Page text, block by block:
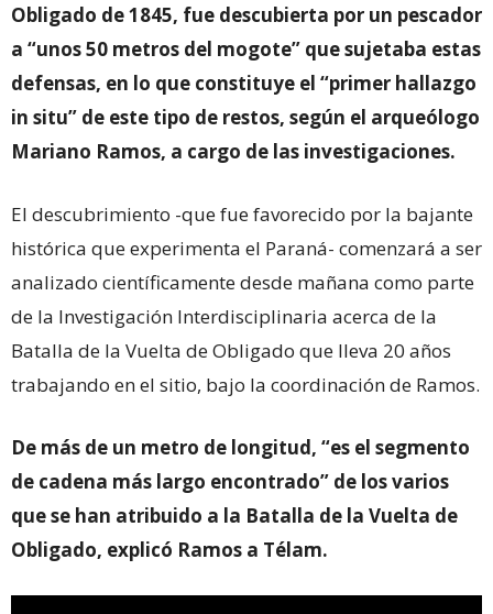
Obligado de 1845, fue descubierta por un pescador
a “unos 50 metros del mogote” que sujetaba estas
defensas, en lo que constituye el “primer hallazgo
in situ” de este tipo de restos, según el arqueólogo
Mariano Ramos, a cargo de las investigaciones.
El descubrimiento -que fue favorecido por la bajante
histórica que experimenta el Paraná- comenzará a ser
analizado científicamente desde mañana como parte
de la Investigación Interdisciplinaria acerca de la
Batalla de la Vuelta de Obligado que lleva 20 años
trabajando en el sitio, bajo la coordinación de Ramos.
De más de un metro de longitud, “es el segmento
de cadena más largo encontrado” de los varios
que se han atribuido a la Batalla de la Vuelta de
Obligado, explicó Ramos a Télam.